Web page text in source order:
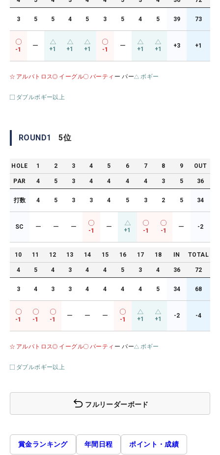
3 5 5 4 5 3 5 4 5 39 73
-1
ー +1 +1 +1 -1
ー +1 +1 +3 +1
アルバトロス イーグル バーティ ー パー ボギー
ダブルボギー以上
ROUND1 5位
HOLE 1 2 3 4 5 6 7 8 9 OUT
PAR 4 5 3 4 4 4 4 3 5 36
打数 4 5 3 3 4 5 3 2 5 34
SC ー ー ー
-1
ー +1 -1 -1
ー -2
10 11 12 13 14 15 16 17 18 IN TOTAL
4 5 4 3 4 4 5 3 4 36 72
3 4 3 3 4 4 4 4 5 34 68
-1 -1 -1
ー ー ー
-1 +1 +1 -2 -4
アルバトロス イーグル バーティ ー パー ボギー
ダブルボギー以上
フルリーダーボード
賞金ランキング 年間日程 ポイント・成績